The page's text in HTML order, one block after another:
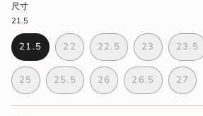
尺寸
21.5
21.5
VARIANT
SOLD
OUT
OR
UNAVAILABLE
22
VARIANT
SOLD
OUT
OR
UNAVAILABLE
22.5
VARIANT
SOLD
OUT
OR
UNAVAILABLE
23
VARIANT
SOLD
OUT
OR
23.5
OUT
OR
25
VARIANT
SOLD
25.5
VARIANT
SOLD
26
VARIANT
SOLD
26.5
VARIANT
SOLD
27